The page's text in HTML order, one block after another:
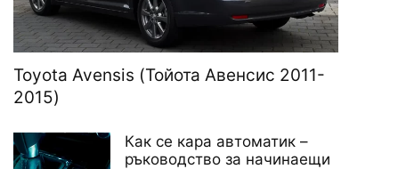
Toyota Avensis (Тойота Авенсис 2011-
2015)
Как се кара автоматик –
ръководство за начинаещи